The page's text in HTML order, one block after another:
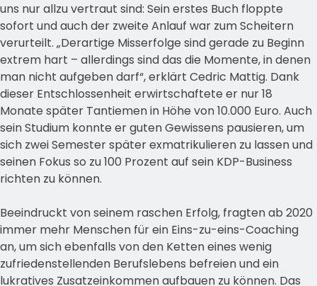
uns nur allzu vertraut sind: Sein erstes Buch floppte
sofort und auch der zweite Anlauf war zum Scheitern
verurteilt. „Derartige Misserfolge sind gerade zu Beginn
extrem hart – allerdings sind das die Momente, in denen
man nicht aufgeben darf“, erklärt Cedric Mattig. Dank
dieser Entschlossenheit erwirtschaftete er nur 18
Monate später Tantiemen in Höhe von 10.000 Euro. Auch
sein Studium konnte er guten Gewissens pausieren, um
sich zwei Semester später exmatrikulieren zu lassen und
seinen Fokus so zu 100 Prozent auf sein KDP-Business
richten zu können.
Beeindruckt von seinem raschen Erfolg, fragten ab 2020
immer mehr Menschen für ein Eins-zu-eins-Coaching
an, um sich ebenfalls von den Ketten eines wenig
zufriedenstellenden Berufslebens befreien und ein
lukratives Zusatzeinkommen aufbauen zu können. Das